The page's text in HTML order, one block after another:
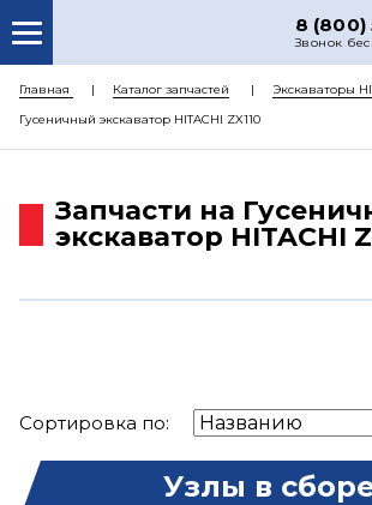
8 (800)
Звонок
О НАС
КАТАЛОГ ЗАПЧАСТЕЙ
ДОСТАВКА
Главная Каталог запчастей
Экскаваторы
Гусеничный экскаватор HITACHI ZX110
Запчасти на
экскаватор HITACHI
Сортировка по:
Узлы в